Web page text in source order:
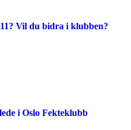
Vil du bidra i klubben?
i Oslo Fekteklubb